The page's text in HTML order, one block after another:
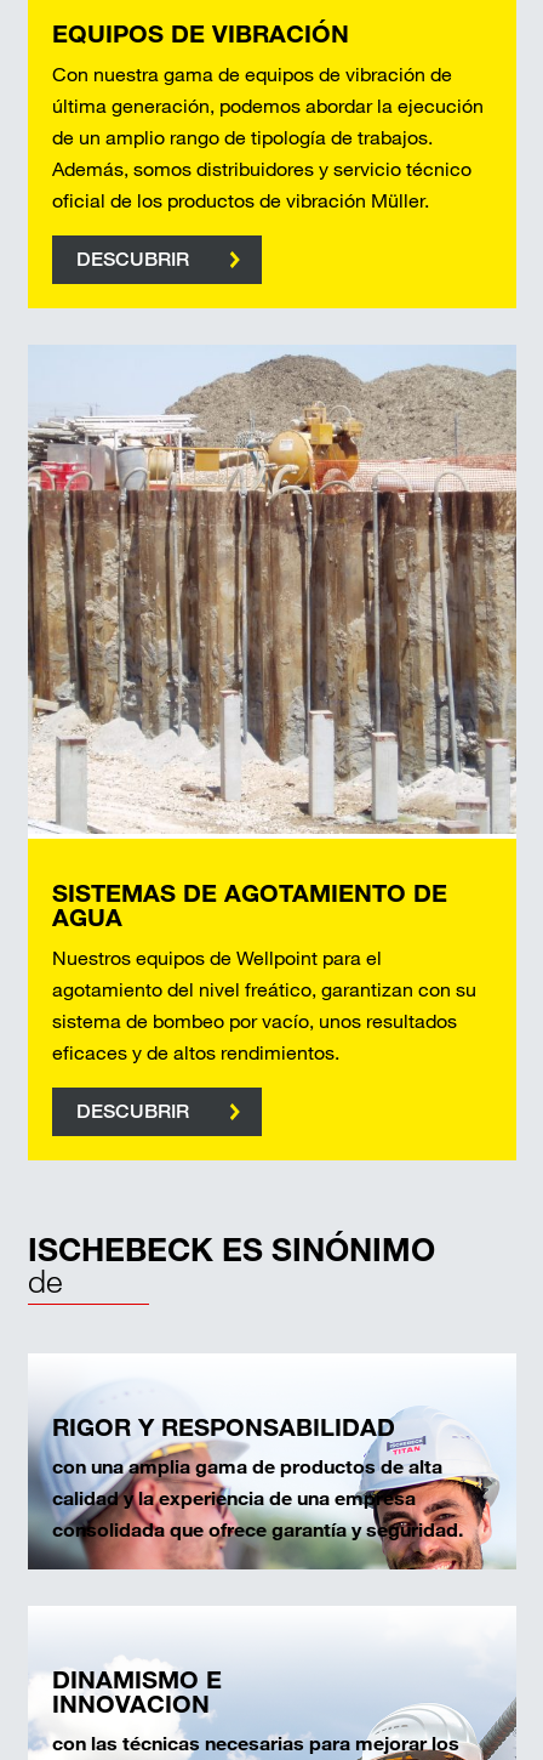
EQUIPOS DE VIBRACIÓN
Con nuestra gama de equipos de vibración de
última generación, podemos abordar la ejecución
de un amplio rango de tipología de trabajos.
Además, somos distribuidores y servicio técnico
oficial de los productos de vibración Müller.
DESCUBRIR
SISTEMAS DE AGOTAMIENTO DE
AGUA
Nuestros equipos de Wellpoint para el
agotamiento del nivel freático, garantizan con su
sistema de bombeo por vacío, unos resultados
eficaces y de altos rendimientos.
DESCUBRIR
ISCHEBECK ES SINÓNIMO
de
RIGOR Y RESPONSABILIDAD
con una amplia gama de productos de alta
calidad y la experiencia de una empresa
consolidada que ofrece garantía y seguridad.
DINAMISMO E
INNOVACION
con las técnicas necesarias para mejorar los